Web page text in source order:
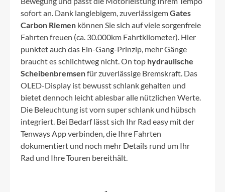
sofort an. Dank langlebigem, zuverlässigemGates
Carbon Riemen können Sie sich auf viele sorgenfreie
Fahrten freuen (ca. 30.000km Fahrtkilometer). Hier
punktet auch das Ein-Gang-Prinzip, mehr Gänge
braucht es schlichtweg nicht. On top hydraulische
Scheibenbremsenfür zuverlässige Bremskraft. Das
OLED-Display ist bewusst schlank gehalten und
bietet dennoch leicht ablesbar alle nützlichen Werte.
Die Beleuchtung ist vorn super schlank und hübsch
integriert. Bei Bedarf lässt sich Ihr Rad easy mit der
Tenways App verbinden, die Ihre Fahrten
dokumentiert und noch mehr Details rund um Ihr
Rad und Ihre Touren bereithält.